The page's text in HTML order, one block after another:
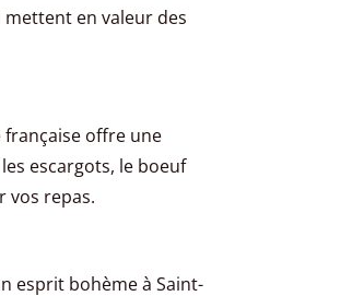
en valeur des
française offre une
escargots, le boeuf
vos repas.
esprit bohème à Saint-